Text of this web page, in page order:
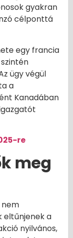
gyakran
célponttá
egy francia
ügy végül
a
Kanadában
re
meg
eltűnjenek a
nyilvános,